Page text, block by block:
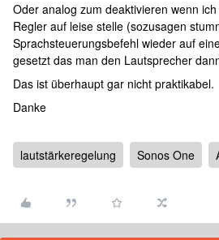
Oder analog zum deaktivieren wenn
Regler auf leise stelle (sozusagen
Sprachsteuerungsbefehl wieder auf
gesetzt das man den Lautsprecher
Das ist überhaupt gar nicht praktikabel.
Danke
lautstärkeregelung Sonos One